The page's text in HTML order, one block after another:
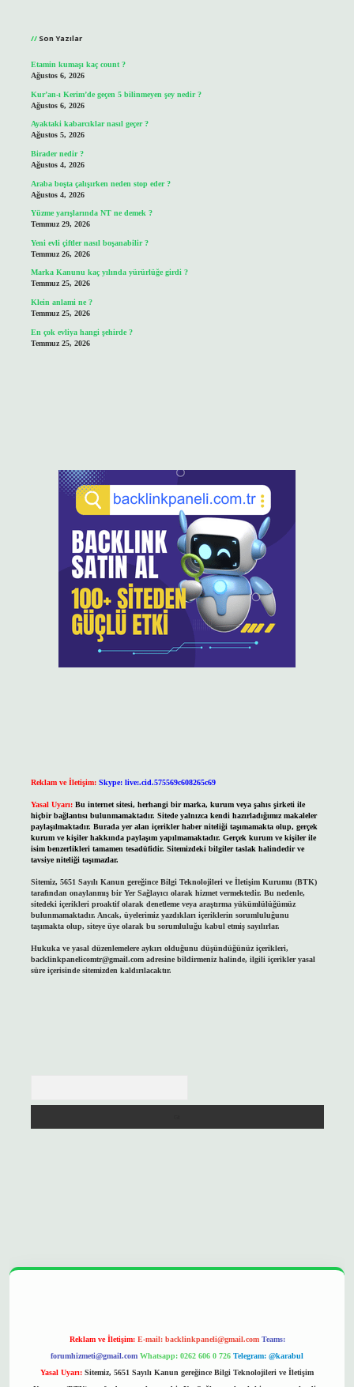
Son Yazılar
Etamin kumaşı kaç count ?
Ağustos 6, 2026
Kur’an-ı Kerim’de geçen 5 bilinmeyen şey nedir ?
Ağustos 6, 2026
Ayaktaki kabarcıklar nasıl geçer ?
Ağustos 5, 2026
Birader nedir ?
Ağustos 4, 2026
Araba boşta çalışırken neden stop eder ?
Ağustos 4, 2026
Yüzme yarışlarında NT ne demek ?
Temmuz 29, 2026
Yeni evli çiftler nasıl boşanabilir ?
Temmuz 26, 2026
Marka Kanunu kaç yılında yürürlüğe girdi ?
Temmuz 25, 2026
Klein anlami ne ?
Temmuz 25, 2026
En çok evliya hangi şehirde ?
Temmuz 25, 2026
Reklam ve İletişim: Skype: live:.cid.575569c608265c69
Yasal Uyarı: Bu internet sitesi, herhangi bir marka, kurum veya şahıs şirketi ile
hiçbir bağlantısı bulunmamaktadır. Sitede yalnızca kendi hazırladığımız makaleler
paylaşılmaktadır. Burada yer alan içerikler haber niteliği taşımamakta olup, gerçek
kurum ve kişiler hakkında paylaşım yapılmamaktadır. Gerçek kurum ve kişiler ile
isim benzerlikleri tamamen tesadüfidir. Sitemizdeki bilgiler taslak halindedir ve
tavsiye niteliği taşımazlar.
Sitemiz, 5651 Sayılı Kanun gereğince Bilgi Teknolojileri ve İletişim Kurumu (BTK)
tarafından onaylanmış bir Yer Sağlayıcı olarak hizmet vermektedir. Bu nedenle,
sitedeki içerikleri proaktif olarak denetleme veya araştırma yükümlülüğümüz
bulunmamaktadır. Ancak, üyelerimiz yazdıkları içeriklerin sorumluluğunu
taşımakta olup, siteye üye olarak bu sorumluluğu kabul etmiş sayılırlar.
Hukuka ve yasal düzenlemelere aykırı olduğunu düşündüğünüz içerikleri,
backlinkpanelicomtr@gmail.comadresine bildirmeniz halinde, ilgili içerikler yasal
süre içerisinde sitemizden kaldırılacaktır.
Reklam ve İletişim: E-mail: backlinkpaneli@gmail.com Teams:
forumhizmeti@gmail.com Whatsapp: 0262 606 0 726 Telegram: @karabul
Yasal Uyarı: Sitemiz, 5651 Sayılı Kanun gereğince Bilgi Teknolojileri ve İletişim